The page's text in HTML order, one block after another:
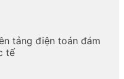
tảng điện toán đám
tế